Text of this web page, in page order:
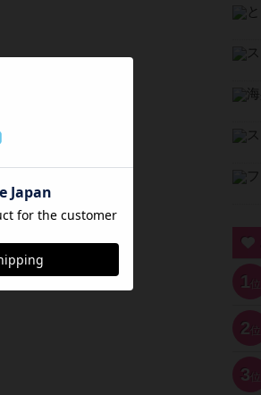
1 位
2 位
3 位